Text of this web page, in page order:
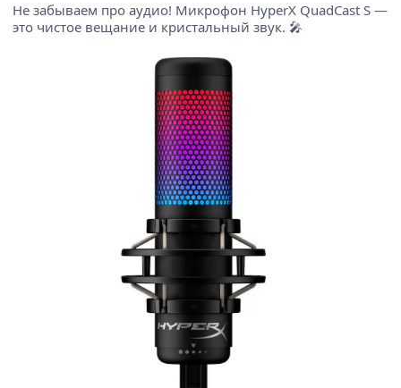
Не забываем про аудио! Микрофон HyperX QuadCast S —
это чистое вещание и кристальный звук. 🎤